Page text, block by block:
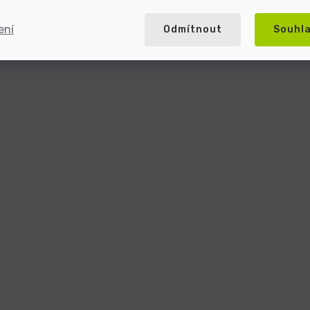
Odmítnout